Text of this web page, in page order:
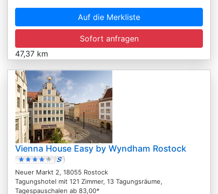
Auf die Merkliste
Sofort anfragen
47,37 km
Vienna House Easy by Wyndham Rostock
Neuer Markt 2, 18055 Rostock
Tagungshotel mit 121 Zimmer, 13 Tagungsräume,
Tagespauschalen ab 83,00*